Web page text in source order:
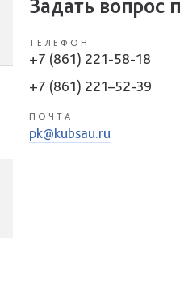
Задать вопрос
ТЕЛЕФОН
+7 (861) 221-58-18
+7 (861) 221–52-39
ПОЧТА
pk@kubsau.ru